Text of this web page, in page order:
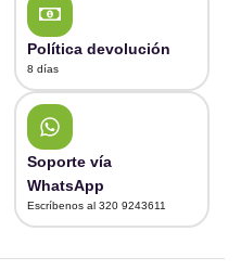
Política devolución
8 días
Soporte vía
WhatsApp
Escríbenos al 320 9243611